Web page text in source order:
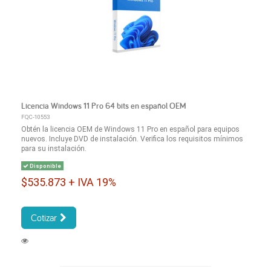
Licencia Windows 11 Pro 64 bits en español OEM
FQC-10553
Obtén la licencia OEM de Windows 11 Pro en español para equipos
nuevos. Incluye DVD de instalación. Verifica los requisitos mínimos
para su instalación.
Disponible
$535.873 + IVA 19%
Cotizar